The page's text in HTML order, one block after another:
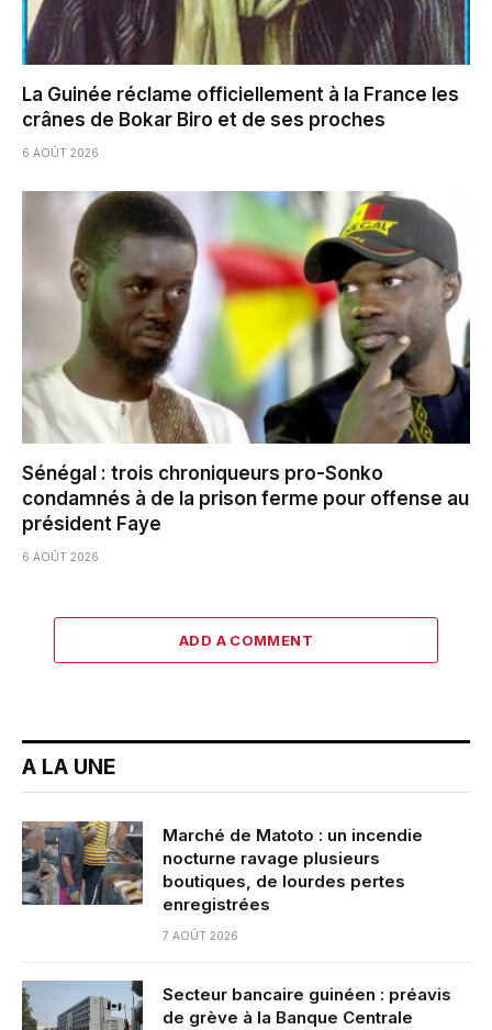
La Guinée réclame officiellement à la France les
crânes de Bokar Biro et de ses proches
6 AOÛT 2026
Sénégal : trois chroniqueurs pro-Sonko
condamnés à de la prison ferme pour offense au
président Faye
6 AOÛT 2026
ADD A COMMENT
A LA UNE
Marché de Matoto : un incendie
nocturne ravage plusieurs
boutiques, de lourdes pertes
enregistrées
7 AOÛT 2026
Secteur bancaire guinéen : préavis
de grève à la Banque Centrale